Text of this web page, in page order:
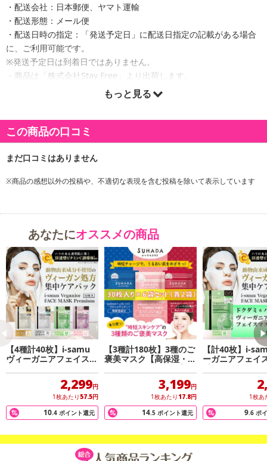
・配送会社：日本郵便、ヤマト運輸
・配送形態：メール便
・配送日時の指定：「発送予定日」に配送日指定の記載がある場合
に、ご利用可能です。
※発送予定日は到着日ではありません。
・商品は「株式会社Stay Free」より出荷します。
商品詳細
●ヴィーガン処方※動物由来の成分を一切使用していない処方
●濃厚ビタミンC配合（パルミチン酸アスコルビルリン酸3Na）
●国産の高密着ストレッチシートを採用
もっと見る
この商品の口コミ
※商品の感想以外の投稿や、不適切な表現を含む投稿を除いて表示しています
あなたにオススメの商品
【4種計40枚】i-samu
ヴィーガニアフェイスマ
2,299円
1枚あたり57.5円
10.4 ポイント還元
【3種計180枚】3種のご
褒美マスク【高保湿・エ
イジング・キメハリ】
3,199円
1枚あたり 17.8円
14.5 ポイント還元
【計40枚】i-
ーガニアフェイ
【ドクダミ&ハ
合/エイジング】
1枚あ
9.6 ポ